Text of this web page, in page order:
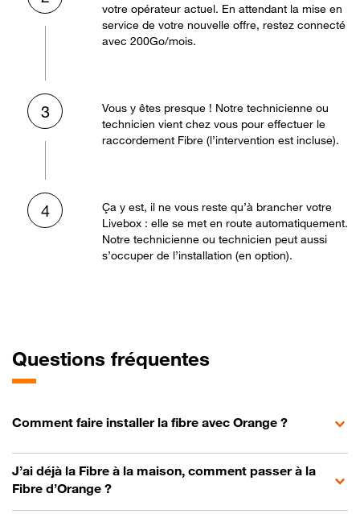
votre opérateur actuel. En attendant la mise en
service de votre nouvelle offre, restez connecté
avec 200Go/mois.
3
Vous y êtes presque ! Notre technicienne ou
technicien vient chez vous pour effectuer le
raccordement Fibre (l’intervention est incluse).
4
Ça y est, il ne vous reste qu’à brancher votre
Livebox : elle se met en route automatiquement.
Notre technicienne ou technicien peut aussi
s’occuper de l’installation (en option).
Questions fréquentes
Comment faire installer la fibre avec Orange ?
J’ai déjà la Fibre à la maison, comment passer à la
Fibre d’Orange ?